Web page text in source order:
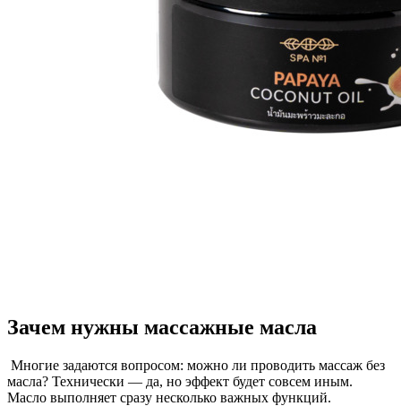
Зачем нужны массажные масла
Многие задаются вопросом: можно ли проводить массаж без
масла? Технически — да, но эффект будет совсем иным.
Масло выполняет сразу несколько важных функций.